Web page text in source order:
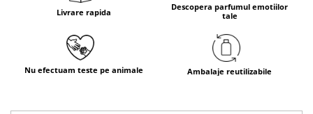
Livrare rapida
Descopera parfumul emotiilor
tale
Nu efectuam teste pe animale Ambalaje reutilizabile